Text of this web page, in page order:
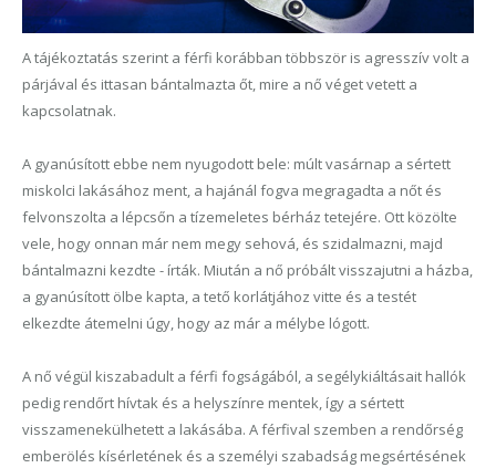
A tájékoztatás szerint a férfi korábban többször is agresszív volt a
párjával és ittasan bántalmazta őt, mire a nő véget vetett a
kapcsolatnak.
A gyanúsított ebbe nem nyugodott bele: múlt vasárnap a sértett
miskolci lakásához ment, a hajánál fogva megragadta a nőt és
felvonszolta a lépcsőn a tízemeletes bérház tetejére. Ott közölte
vele, hogy onnan már nem megy sehová, és szidalmazni, majd
bántalmazni kezdte - írták. Miután a nő próbált visszajutni a házba,
a gyanúsított ölbe kapta, a tető korlátjához vitte és a testét
elkezdte átemelni úgy, hogy az már a mélybe lógott.
A nő végül kiszabadult a férfi fogságából, a segélykiáltásait hallók
pedig rendőrt hívtak és a helyszínre mentek, így a sértett
visszamenekülhetett a lakásába. A férfival szemben a rendőrség
emberölés kísérletének és a személyi szabadság megsértésének